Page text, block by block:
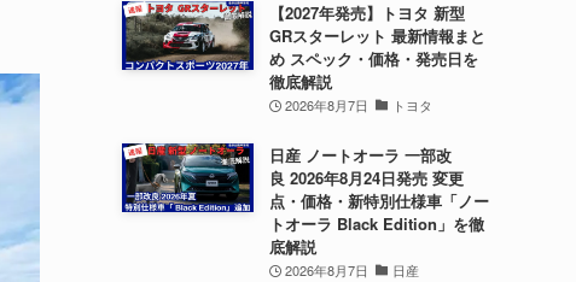
【2027年発売】トヨタ 新型
GRスターレット 最新情報まと
め スペック・価格・発売日を
徹底解説
2026年8月7日 トヨタ
日産 ノートオーラ 一部改
良 2026年8月24日発売 変更
点・価格・新特別仕様車「ノー
トオーラ Black Edition」を徹
底解説
2026年8月7日 日産